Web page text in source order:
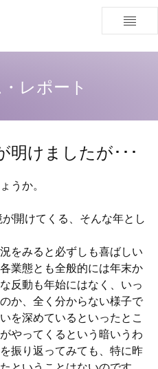
レポート
けましたが･･･
うか。
開けてくる、そんな年とし
をみると必ずしも喜ばしい
業態とも全般的には年末か
反動も年始にはなく、いっ
か、全く分からない様子で
を深めているといったとこ
やってくるという暗いうわ
振り返ってみても、特に昨